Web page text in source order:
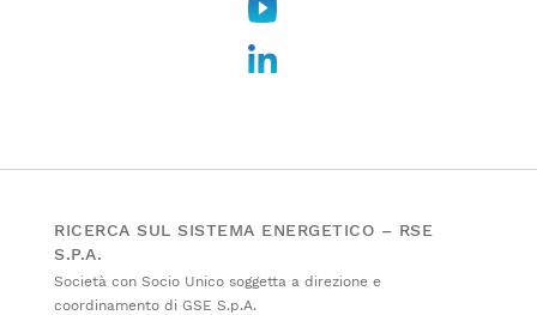
RICERCA SUL SISTEMA ENERGETICO – RSE
S.P.A.
Società con Socio Unico soggetta a direzione e
coordinamento di GSE S.p.A.